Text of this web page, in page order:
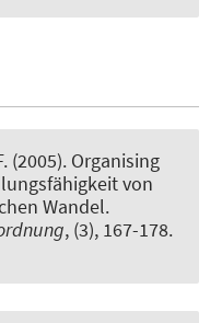
(2005). Organising
von
Wandel.
, (3), 167-178.